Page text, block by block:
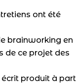
ont été
brainworking en
de ce projet des
écrit produit à